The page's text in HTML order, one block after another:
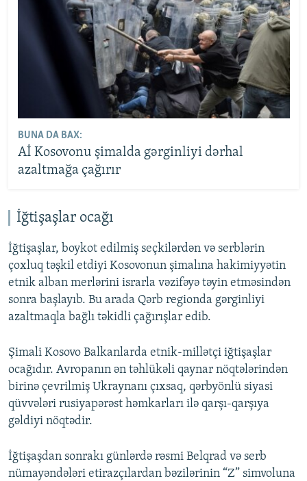
BUNA DA BAX:
Aİ Kosovonu şimalda gərginliyi dərhal
azaltmağa çağırır
İğtişaşlar ocağı
İğtişaşlar, boykot edilmiş seçkilərdən və serblərin
çoxluq təşkil etdiyi Kosovonun şimalına hakimiyyətin
etnik alban merlərini israrla vəzifəyə təyin etməsindən
sonra başlayıb. Bu arada Qərb regionda gərginliyi
azaltmaqla bağlı təkidli çağırışlar edib.
Şimali Kosovo Balkanlarda etnik-millətçi iğtişaşlar
ocağıdır. Avropanın ən təhlükəli qaynar nöqtələrindən
birinə çevrilmiş Ukraynanı çıxsaq, qərbyönlü siyasi
qüvvələri rusiyapərəst həmkarları ilə qarşı-qarşıya
gəldiyi nöqtədir.
İğtişaşdan sonrakı günlərdə rəsmi Belqrad və serb
nümayəndələri etirazçılardan bəzilərinin “Z” simvoluna